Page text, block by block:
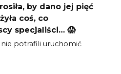
by dano jej pięć
coś, co
specjaliści… 😱
potrafili uruchomić